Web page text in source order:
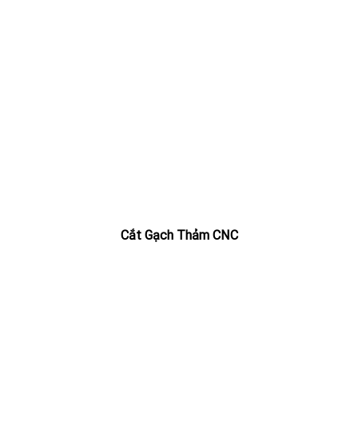
Cắt Gạch Thảm CNC